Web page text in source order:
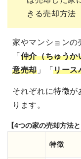
きる売却方法
家やマンションの
「 仲介（ちゅうか
意売却」「リース
それぞれに特徴が
ります。
【4つの家の売却方法
特徴